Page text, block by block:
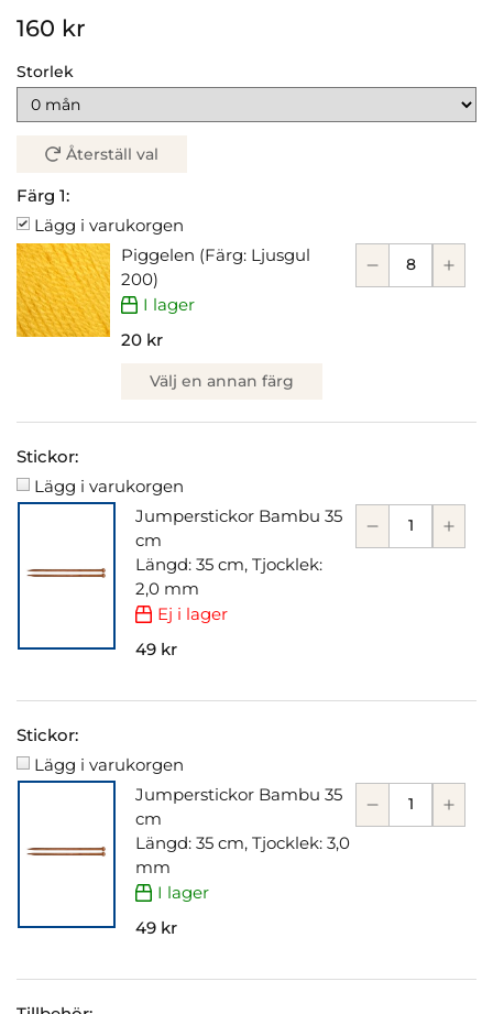
160 kr
Storlek
Återställ val
Färg 1:
Lägg i varukorgen
Piggelen (Färg: Ljusgul
200)
I lager
20 kr
Välj en annan färg
Stickor:
Lägg i varukorgen
Jumperstickor Bambu 35
cm
Längd: 35 cm, Tjocklek:
2,0 mm
Ej i lager
49 kr
Stickor:
Lägg i varukorgen
Jumperstickor Bambu 35
cm
Längd: 35 cm, Tjocklek: 3,0
mm
I lager
49 kr